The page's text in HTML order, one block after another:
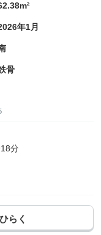
年1月
骨
分
らく